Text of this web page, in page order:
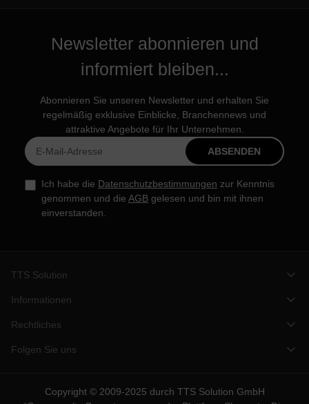
Newsletter abonnieren und
informiert bleiben...
Abonnieren Sie unseren Newsletter und erhalten Sie
regelmäßig exklusive Einblicke, Branchennews und
attraktive Angebote für Ihr Unternehmen.
ABSENDEN
Ich habe die Datenschutzbestimmungen zur Kenntnis
genommen und die AGB gelesen und bin mit ihnen
einverstanden.
TTS Solution
Informationen
Rechtliches
Folgen Sie uns
Copyright © 2009-2025 durch TTS Solution GmbH